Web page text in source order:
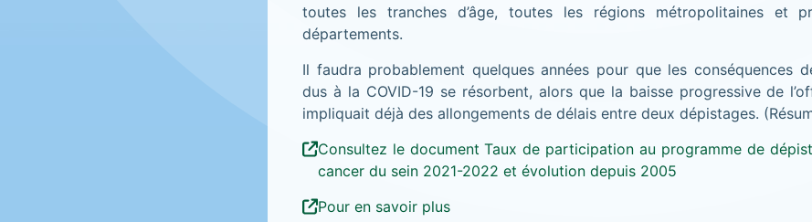
toutes les tranches d’âge, toutes les régions métropolitaines et
départements.
Il faudra probablement quelques années pour que les conséquences
dus à la COVID-19 se résorbent, alors que la baisse progressive de
impliquait déjà des allongements de délais entre deux dépistages.
Consultez le document Taux de participation au programme de
cancer du sein 2021-2022 et évolution depuis 2005
Pour en savoir plus